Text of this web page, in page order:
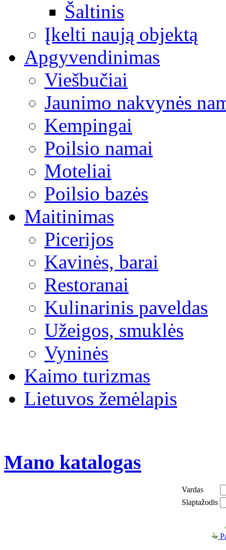
Šaltinis
Įkelti naują objektą
Apgyvendinimas
Viešbučiai
Jaunimo nakvynės
Kempingai
Poilsio namai
Moteliai
Poilsio bazės
Maitinimas
Picerijos
Kavinės, barai
Restoranai
Kulinarinis paveldas
Užeigos, smuklės
Vyninės
Kaimo turizmas
Lietuvos žemėlapis
Mano katalogas
Vardas
Slaptažodis